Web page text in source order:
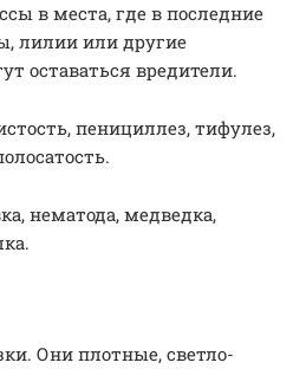
в места, где в последние
лилии или другие
оставаться вредители.
пенициллез, тифулез,
нематода, медведка,
Они плотные, светло-